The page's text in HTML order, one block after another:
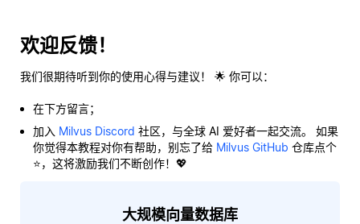
欢迎反馈！
我们很期待听到你的使用心得与建议！ 🌟 你可以：
在下方留言；
加入 Milvus Discord 社区，与全球 AI 爱好者一起交流。 如果
你觉得本教程对你有帮助，别忘了给 Milvus GitHub 仓库点个
⭐，这将激励我们不断创作！💖
大规模向量数据库